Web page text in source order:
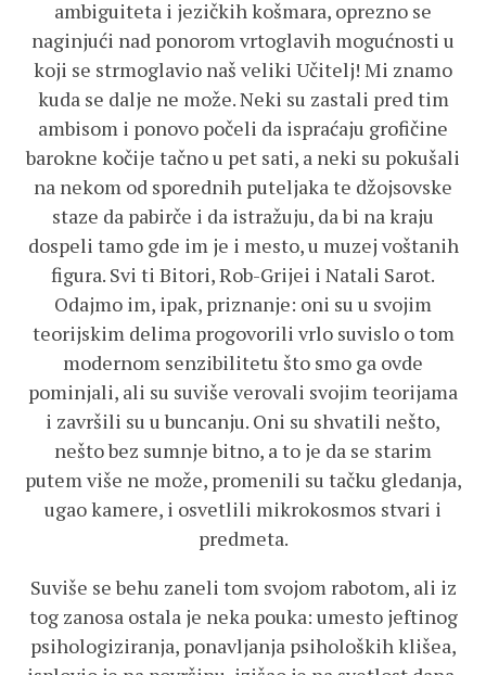
ambiguiteta i jezičkih košmara, oprezno se
naginjući nad ponorom vrtoglavih mogućnosti u
koji se strmoglavio naš veliki Učitelj! Mi znamo
kuda se dalje ne može. Neki su zastali pred tim
ambisom i ponovo počeli da ispraćaju grofičine
barokne kočije tačno u pet sati, a neki su pokušali
na nekom od sporednih puteljaka te džojsovske
staze da pabirče i da istražuju, da bi na kraju
dospeli tamo gde im je i mesto, u muzej voštanih
figura. Svi ti Bitori, Rob-Grijei i Natali Sarot.
Odajmo im, ipak, priznanje: oni su u svojim
teorijskim delima progovorili vrlo suvislo o tom
modernom senzibilitetu što smo ga ovde
pominjali, ali su suviše verovali svojim teorijama
i završili su u buncanju. Oni su shvatili nešto,
nešto bez sumnje bitno, a to je da se starim
putem više ne može, promenili su tačku gledanja,
ugao kamere, i osvetlili mikrokosmos stvari i
predmeta.
Suviše se behu zaneli tom svojom rabotom, ali iz
tog zanosa ostala je neka pouka: umesto jeftinog
psihologiziranja, ponavljanja psiholoških klišea,